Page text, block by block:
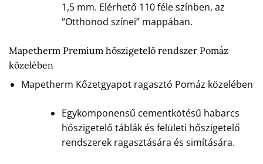
1,5 mm. Elérhető 110 féle színben, az
“Otthonod színei” mappában.
Mapetherm Premium hőszigetelő rendszer Pomáz
közelében
Mapetherm Kőzetgyapot ragasztó Pomáz közelében
Egykomponensű cementkötésű habarcs
hőszigetelő táblák és felületi hőszigetelő
rendszerek ragasztására és simítására.